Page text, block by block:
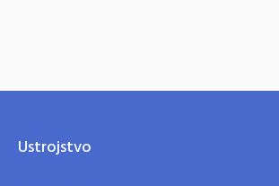
Ustrojstvo